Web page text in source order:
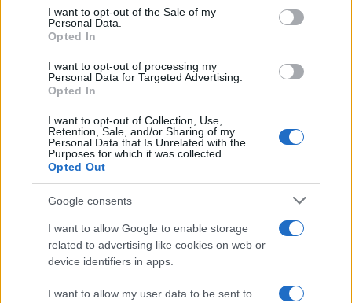
consent section.
I want to opt-out of the Sale of my
Personal Data.
Opted In
I want to opt-out of processing my
Personal Data for Targeted Advertising.
Opted In
I want to opt-out of Collection, Use,
Retention, Sale, and/or Sharing of my
Personal Data that Is Unrelated with the
Purposes for which it was collected.
Opted Out
Google consents
I want to allow Google to enable storage
related to advertising like cookies on web or
device identifiers in apps.
I want to allow my user data to be sent to
F
a
ce
b
o
o
k
T
w
it
te
r
Pi
te
st
W
at
A
p
S
a
Articolo precedente
NOTIZIE RECENTI
Salvini al concerto per De Andrè, la nipote: “Mio
nonno gli avrebbe chiesto che cazzo ci faceva”
Stop ai cantieri privati a Olbia, nuove regole
anche a San Pantaleo